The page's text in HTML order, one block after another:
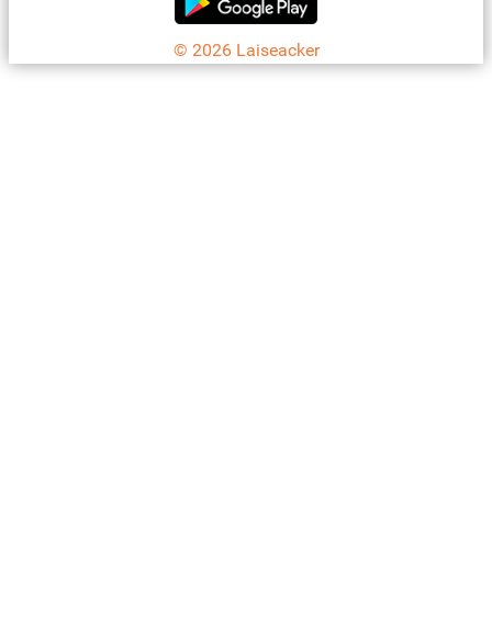
© 2026 Laiseacker